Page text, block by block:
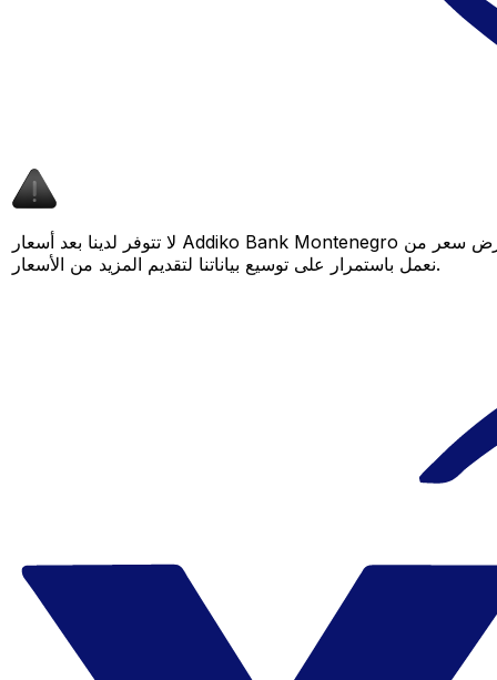
لا تتوفر لدينا بعد أسعار Addiko Bank Montenegro لهذا الزوج من العملات، لكن لا يزال بإمكانك مقارنة عرض سعر من Addiko Bank Montenegro بسعر Xe المباشر لمعرفة التوفير المحتمل. عد لاحقًا، فنحن
نعمل باستمرار على توسيع بياناتنا لتقديم المزيد من الأسعار.